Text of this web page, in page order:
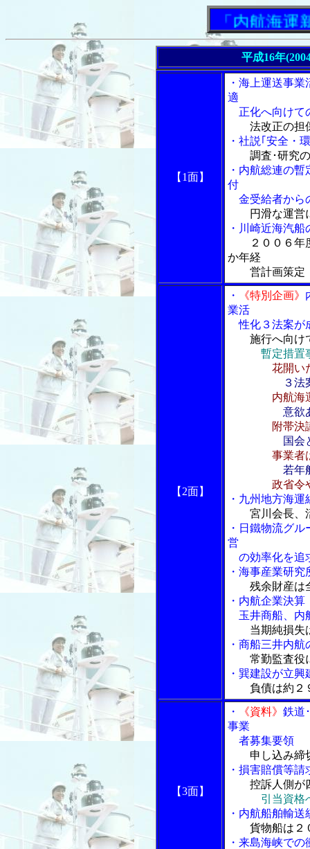
「内航海運新聞
平成16年
【1面】
・海上運送事
適
正化へ向けて
法改正の担
・社説｢安全・
調査･研究
・内航総連の
付
金受給者から
円滑な運営
・川崎近海汽
２００６
か年経
営計画策定
【2面】
・ 《特別企画》
業活
性化３法案が
施行へ向け
暫定措置
花開い
３法
内航海
意欲
附帯決
国会
事業者
若年
政省令
・九州地方海
宮川会長、
・日鐵物流グ
営
の効率化を追
・海事産業研
残余財産は
・内航企業決算
玉井商船、内
当期純損失
・商船三井内航
常勤監査役
・巽建設が立
負債は約２
【3面】
・ 《資料》 鉄道
事業
者募集要領
申し込み締
・損害賠償等
控訴人側が
引当資格
・内航船舶輸送
貨物船は２
・来島海峡で